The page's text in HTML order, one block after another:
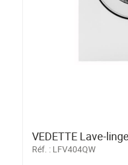
VEDETTE Lave-
Réf. : LFV404QW